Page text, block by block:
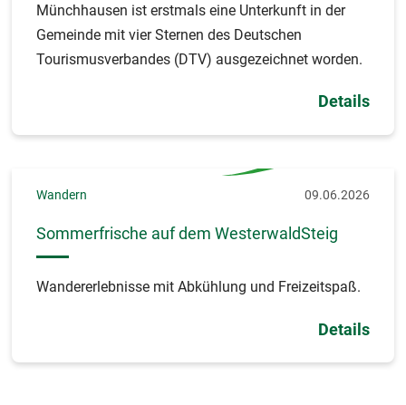
Münchhausen ist erstmals eine Unterkunft in der
Gemeinde mit vier Sternen des Deutschen
Tourismusverbandes (DTV) ausgezeichnet worden.
Details
Wandern 09.06.2026
Sommerfrische auf dem WesterwaldSteig
Wandererlebnisse mit Abkühlung und Freizeitspaß.
Details